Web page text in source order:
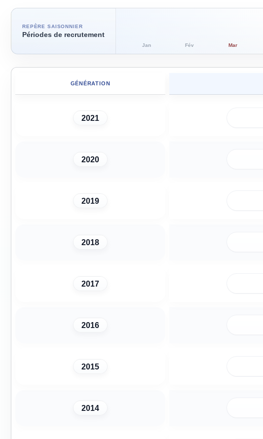
REPÈRE SAISONNIER
Périodes de recrutement
Jan Fév Mar
GÉNÉRATION
2021
2020
2019
2018
2017
2016
2015
2014